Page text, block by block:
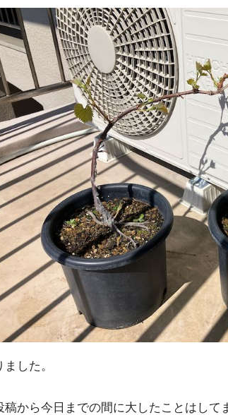
した。
稿から今日までの間に大したことはし